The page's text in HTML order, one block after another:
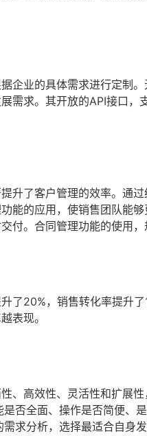
企业的具体需求进行定制
需求。其开放的API接口
升了客户管理的效率。通
能的应用，使销售团队能
付。合同管理功能的使用
了20%，销售转化率提升
表现。
、高效性、灵活性和扩展
否全面、操作是否简便、
求分析，选择最适合自身